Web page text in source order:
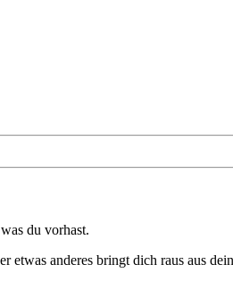
du vorhast.
etwas anderes bringt dich raus aus